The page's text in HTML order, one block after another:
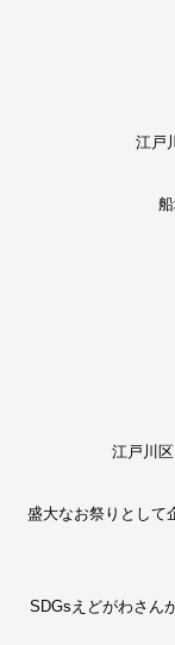
江戸
江戸川
盛大なお祭りとして
SDGsえどがわさん